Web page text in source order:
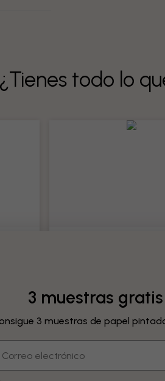
¿Tienes todo lo
su
pintado
Información del producto
19 €
3 muestras gratis
3 muestras de papel